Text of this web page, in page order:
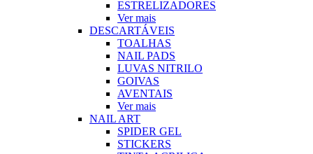
ESTRELIZADORES
Ver mais
DESCARTÁVEIS
TOALHAS
NAIL PADS
LUVAS NITRILO
GOIVAS
AVENTAIS
Ver mais
NAIL ART
SPIDER GEL
STICKERS